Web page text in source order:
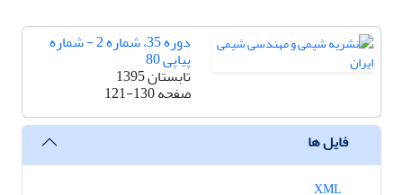
دوره 35، شماره 2 - شماره
پیاپی 80
تابستان 1395
صفحه121-130
فایل ها